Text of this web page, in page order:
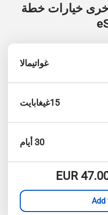
خيارات خطة
غواتيمالا
15غيغابايت
30 أيام
EUR
Add